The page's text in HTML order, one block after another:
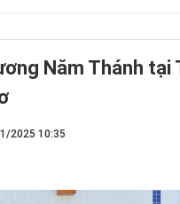
Năm Thánh tại
2025 10:35